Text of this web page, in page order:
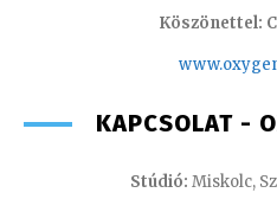
Köszönettel:
www.oxyge
KAPCSOLAT -
Stúdió: Miskolc,